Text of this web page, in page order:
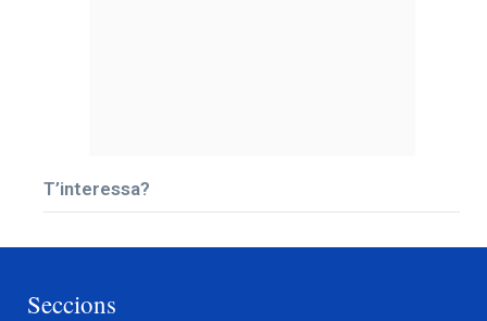
T’interessa?
Seccions